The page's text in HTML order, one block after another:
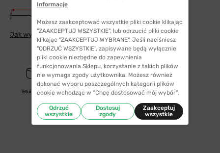
Długość zauszników
150 mm
Jak wybrać odpowiedni rozmiar
Etui/woreczek
Informacje
Możesz zaakceptować wszystkie pliki cookie klikając
"ZAAKCEPTUJ WSZYSTKIE", lub odrzucić pliki cookie
klikając "ZAAKCEPTUJ WYBRANE". Jeśli naciśniesz
"ODRZUĆ WSZYSTKIE", zapisywane będą wyłącznie
pliki cookie niezbędne do zapewnienia
funkcjonowania Sklepu, korzystanie z takich plików
nie wymaga zgody użytkownika. Możesz również
dokonać wyboru poszczególnych kategorii plików
cookie wchodząc w “Chcę dostosować mój wybór”.
Odrzuć
wszystkie
Dostosuj
zgody
Zaakceptuj
wszystkie